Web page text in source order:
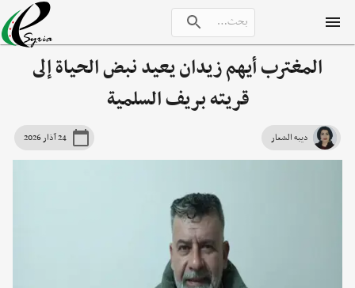
المغترب أيهم زيدان يعيد نبض الحياة إلى
قريته بريف السلمية
ديبه الشعار 24 آذار 2026